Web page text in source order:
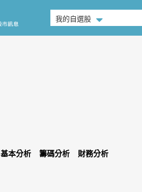
我的自選股
基本分析 籌碼分析 財務分析